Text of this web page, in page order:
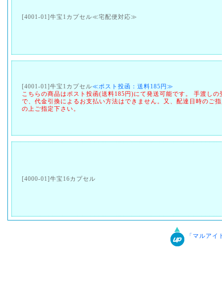
[4001-01]牛宝1カプセル≪宅配便対応≫
[4001-01]牛宝1カプセル≪ポスト投函：送料185円≫
こちらの商品はポスト投函(送料185円)にて発送可能です。 手渡し
で、代金引換によるお支払い方法はできません。又、配達日時のご
の上ご指定下さい。
[4000-01]牛宝16カプセル
「マルア